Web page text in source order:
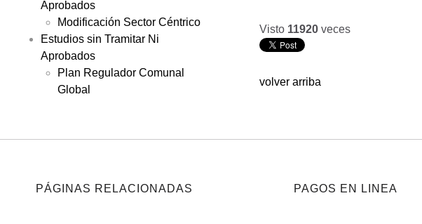
Aprobados
Modificación Sector Céntrico
Estudios sin Tramitar Ni
Aprobados
Plan Regulador Comunal
Global
Visto 11920 veces
volver arriba
PÁGINAS RELACIONADAS PAGOS EN LINEA